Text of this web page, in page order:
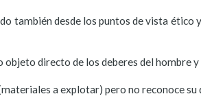
también desde los puntos de vista
directo de los deberes del hombre y
a explotar) pero no reconoce su